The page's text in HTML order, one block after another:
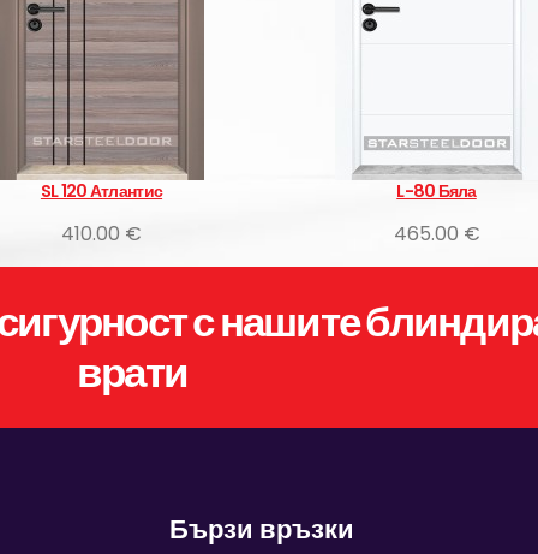
SL 120 Атлантис
410.00 €
L-80 Бяла
465.00 €
с нашите
врати
Бързи връзки